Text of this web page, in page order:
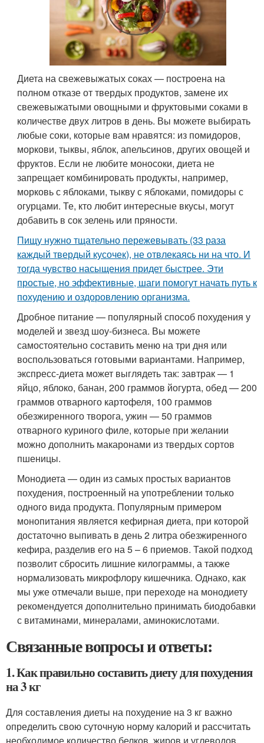
Диета на свежевыжатых соках — построена на
полном отказе от твердых продуктов, замене их
свежевыжатыми овощными и фруктовыми соками в
количестве двух литров в день. Вы можете выбирать
любые соки, которые вам нравятся: из помидоров,
моркови, тыквы, яблок, апельсинов, других овощей и
фруктов. Если не любите моносоки, диета не
запрещает комбинировать продукты, например,
морковь с яблоками, тыкву с яблоками, помидоры с
огурцами. Те, кто любит интересные вкусы, могут
добавить в сок зелень или пряности.
Пищу нужно тщательно пережевывать (33 раза
каждый твердый кусочек), не отвлекаясь ни на что. И
тогда чувство насыщения придет быстрее. Эти
простые, но эффективные, шаги помогут начать путь к
похудению и оздоровлению организма.
Дробное питание — популярный способ похудения у
моделей и звезд шоу-бизнеса. Вы можете
самостоятельно составить меню на три дня или
воспользоваться готовыми вариантами. Например,
экспресс-диета может выглядеть так: завтрак — 1
яйцо, яблоко, банан, 200 граммов йогурта, обед — 200
граммов отварного картофеля, 100 граммов
обезжиренного творога, ужин — 50 граммов
отварного куриного филе, которые при желании
можно дополнить макаронами из твердых сортов
пшеницы.
Монодиета — один из самых простых вариантов
похудения, построенный на употреблении только
одного вида продукта. Популярным примером
монопитания является кефирная диета, при которой
достаточно выпивать в день 2 литра обезжиренного
кефира, разделив его на 5 – 6 приемов. Такой подход
позволит сбросить лишние килограммы, а также
нормализовать микрофлору кишечника. Однако, как
мы уже отмечали выше, при переходе на монодиету
рекомендуется дополнительно принимать биодобавки
с витаминами, минералами, аминокислотами.
Связанные вопросы и ответы:
1. Как правильно составить диету для похудения
на 3 кг
Для составления диеты на похудение на 3 кг важно
определить свою суточную норму калорий и рассчитать
необходимое количество белков, жиров и углеводов.